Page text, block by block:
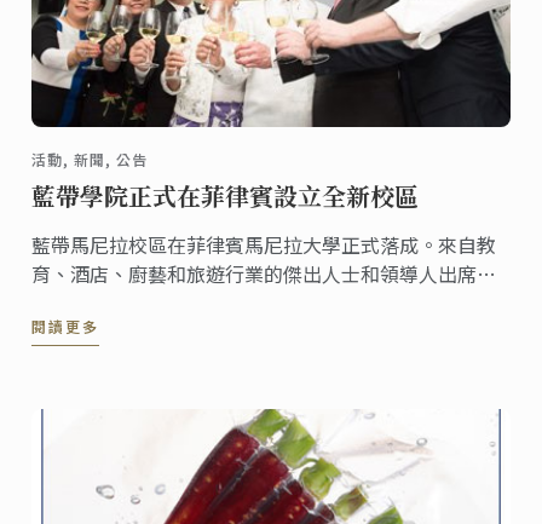
活動, 新聞, 公告
藍帶學院正式在菲律賓設立全新校區
藍帶馬尼拉校區在菲律賓馬尼拉大學正式落成。來自教
育、酒店、廚藝和旅遊行業的傑出人士和領導人出席了
兼首席執行官Andre J. Cointreau主持了開幕儀式。
閱讀更多